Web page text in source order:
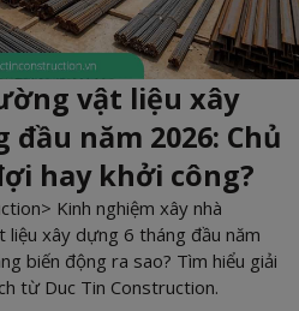
vật liệu xây
năm 2026: Chủ
hay khởi công?
> Kinh nghiệm xây nhà
xây dựng 6 tháng đầu năm
biến động ra sao? Tìm hiểu giải
từ Duc Tin Construction.